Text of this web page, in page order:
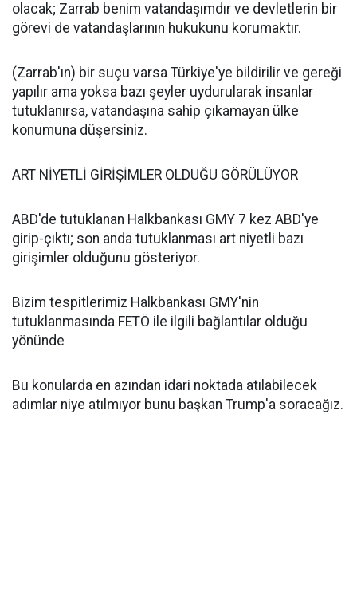
olacak; Zarrab benim vatandaşımdır ve devletlerin bir
görevi de vatandaşlarının hukukunu korumaktır.
(Zarrab'ın) bir suçu varsa Türkiye'ye bildirilir ve gereği
yapılır ama yoksa bazı şeyler uydurularak insanlar
tutuklanırsa, vatandaşına sahip çıkamayan ülke
konumuna düşersiniz.
ART NİYETLİ GİRİŞİMLER OLDUĞU GÖRÜLÜYOR
ABD'de tutuklanan Halkbankası GMY 7 kez ABD'ye
girip-çıktı; son anda tutuklanması art niyetli bazı
girişimler olduğunu gösteriyor.
Bizim tespitlerimiz Halkbankası GMY'nin
tutuklanmasında FETÖ ile ilgili bağlantılar olduğu
yönünde
Bu konularda en azından idari noktada atılabilecek
adımlar niye atılmıyor bunu başkan Trump'a soracağız.